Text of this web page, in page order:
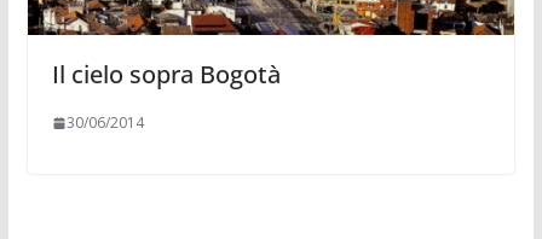
Il cielo sopra Bogotà
30/06/2014